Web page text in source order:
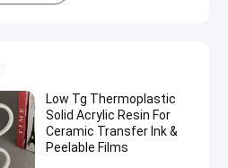
Low Tg Thermoplastic
Solid Acrylic Resin For
Ceramic Transfer Ink &
Peelable Films